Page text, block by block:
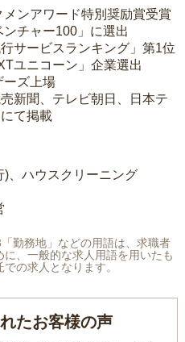
ンアワード特別奨励賞受賞
チャー100」に選出
サービスランキング」第1位
ユニコーン」企業選出
ズ上場
新聞、テレビ朝日、日本テ
て掲載
、ハウスクリーニング
勤務地」などの用語は、求職者
、一般的な求人用語を用いたも
の求人となります。
たお客様の声